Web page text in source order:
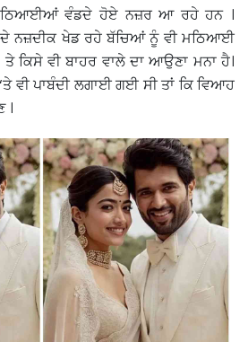
ਮਠਿਆਈਆਂ ਵੰਡਦੇ ਹੋਏ ਨਜ਼ਰ ਆ ਰਹੇ ਹਨ ।
ਦੇ ਨਜ਼ਦੀਕ ਖੇਡ ਰਹੇ ਬੱਚਿਆਂ ਨੂੰ ਵੀ ਮਠਿਆਈ
ਕਿਸੇ ਵੀ ਬਾਹਰ ਵਾਲੇ ਦਾ ਆਉਣਾ ਮਨਾ ਹੈ।
ਵੀ ਪਾਬੰਦੀ ਲਗਾਈ ਗਈ ਸੀ ਤਾਂ ਕਿ ਵਿਆਹ
।